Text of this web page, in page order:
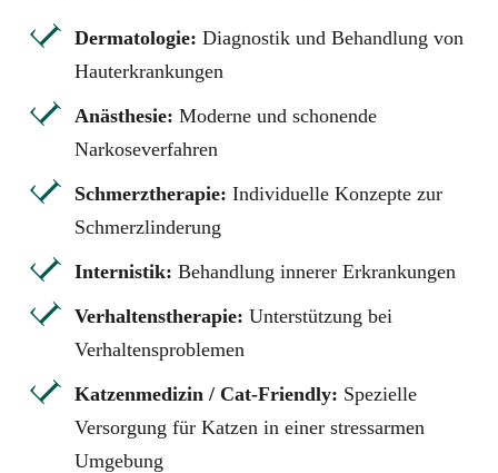
Dermatologie: Diagnostik und Behandlung von
Hauterkrankungen
Anästhesie: Moderne und schonende
Narkoseverfahren
Schmerztherapie: Individuelle Konzepte zur
Schmerzlinderung
Internistik: Behandlung innerer Erkrankungen
Verhaltenstherapie: Unterstützung bei
Verhaltensproblemen
Katzenmedizin / Cat-Friendly: Spezielle
Versorgung für Katzen in einer stressarmen
Umgebung